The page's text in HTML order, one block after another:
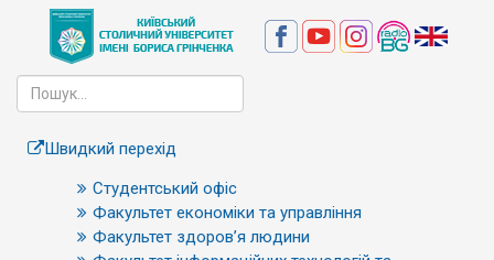
Швидкий перехід
Студентський офіс
Факультет економіки та управління
Факультет здоров’я людини